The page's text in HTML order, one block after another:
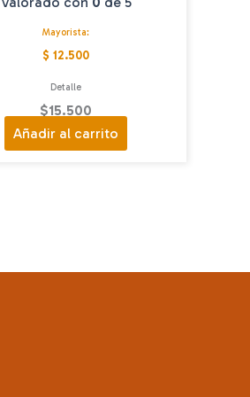
Mayorista:
$ 12.500
Detalle
$15.500
Añadir al carrito